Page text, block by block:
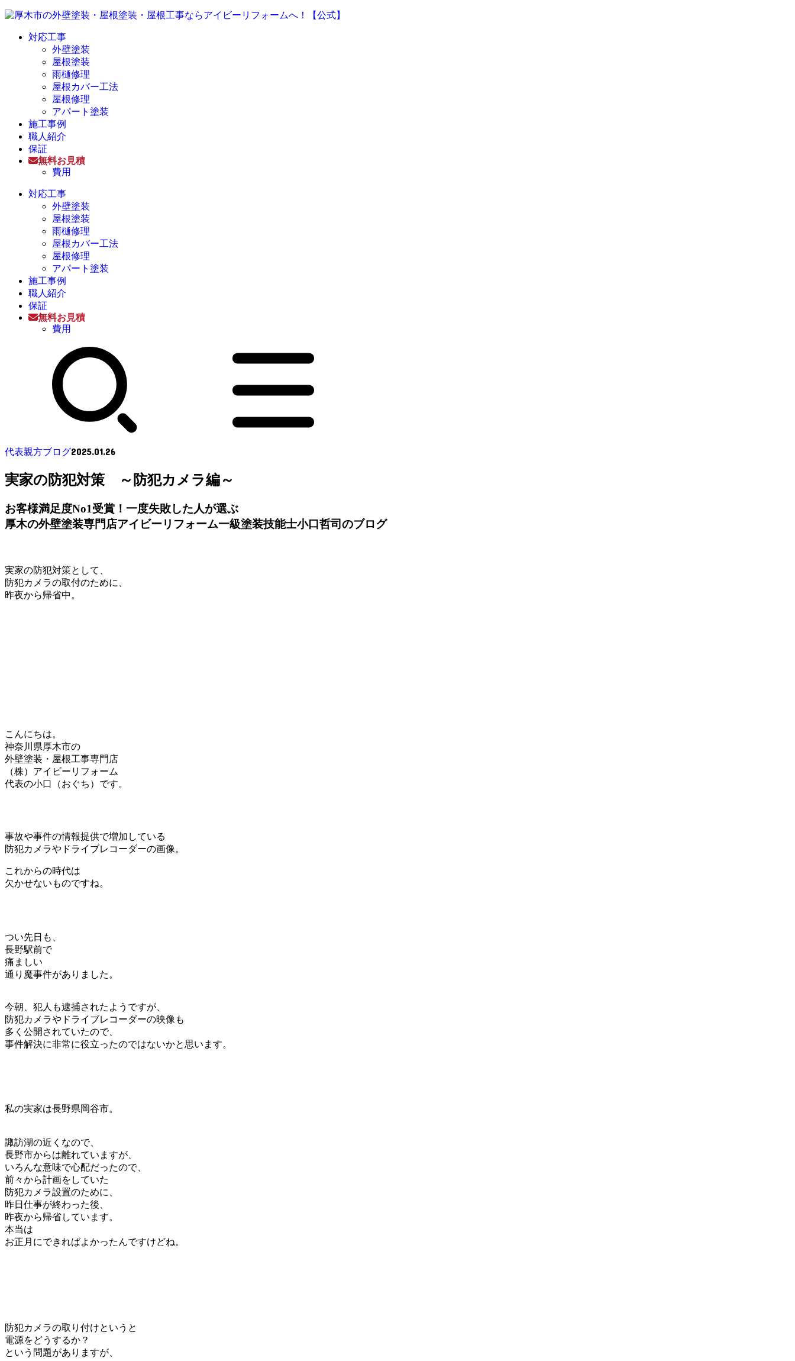
対応工事
外壁塗装
屋根塗装
雨樋修理
屋根カバー工法
屋根修理
アパート塗装
施工事例
職人紹介
保証
無料お見積
費用
対応工事
外壁塗装
屋根塗装
雨樋修理
屋根カバー工法
屋根修理
アパート塗装
施工事例
職人紹介
保証
無料お見積
費用
代表親方ブログ2025.01.26
実家の防犯対策 ～防犯カメラ編～
お客様満足度No1受賞！一度失敗した人が選ぶ
厚木の外壁塗装専門店アイビーリフォーム一級塗装技能士小口哲司のブログ
実家の防犯対策として、
防犯カメラの取付のために、
昨夜から帰省中。
こんにちは。
神奈川県厚木市の
外壁塗装・屋根工事専門店
（株）アイビーリフォーム
代表の小口（おぐち）です。
事故や事件の情報提供で増加している
防犯カメラやドライブレコーダーの画像。
これからの時代は
欠かせないものですね。
つい先日も、
長野駅前で
痛ましい
通り魔事件がありました。
今朝、犯人も逮捕されたようですが、
防犯カメラやドライブレコーダーの映像も
多く公開されていたので、
事件解決に非常に役立ったのではないかと思います。
私の実家は長野県岡谷市。
諏訪湖の近くなので、
長野市からは離れていますが、
いろんな意味で心配だったので、
前々から計画をしていた
防犯カメラ設置のために、
昨日仕事が終わった後、
昨夜から帰省しています。
本当は
お正月にできればよかったんですけどね。
防犯カメラの取り付けというと
電源をどうするか？
という問題がありますが、